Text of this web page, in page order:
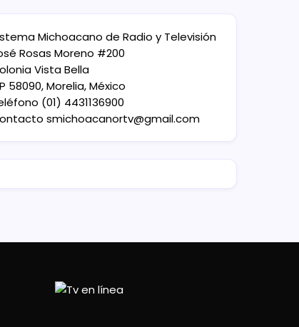
Michoacano de Radio y Televisión
Rosas Moreno #200
Vista Bella
58090, Morelia, México
(01) 4431136900
smichoacanortv@gmail.com